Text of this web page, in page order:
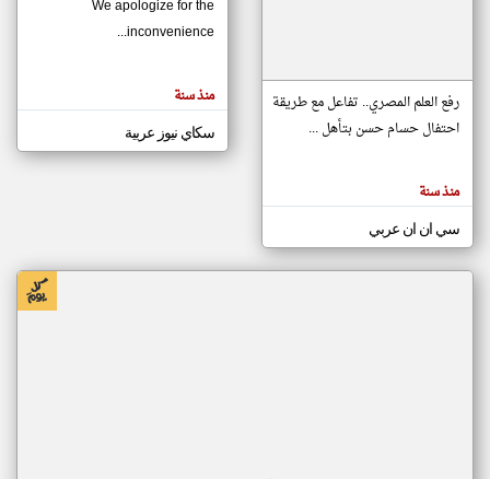
مصادر الأخبار من موريتانيا
اخبار موريتانيا على مدار الساعة
أهم اخبار موريتانيا العاجلة والمباشرة
المقالات
الموجوده
هنا عن
رفع العلم المصري.. تفاعل مع طريقة
احتفال حسام حسن بتأهل ...
منذ سنة
سي ان ان عربي
We apologize for the
inconvenience...
منذ سنة
سكاي نيوز عربية
klyoum.com